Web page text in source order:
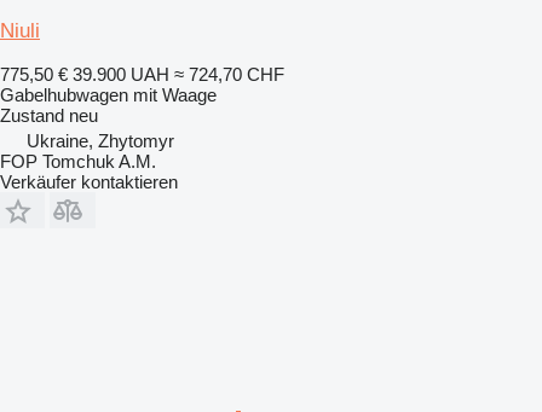
Niuli
775,50 € 39.900 UAH ≈ 724,70 CHF
Gabelhubwagen mit Waage
Zustand neu
Ukraine, Zhytomyr
FOP Tomchuk A.M.
Verkäufer kontaktieren